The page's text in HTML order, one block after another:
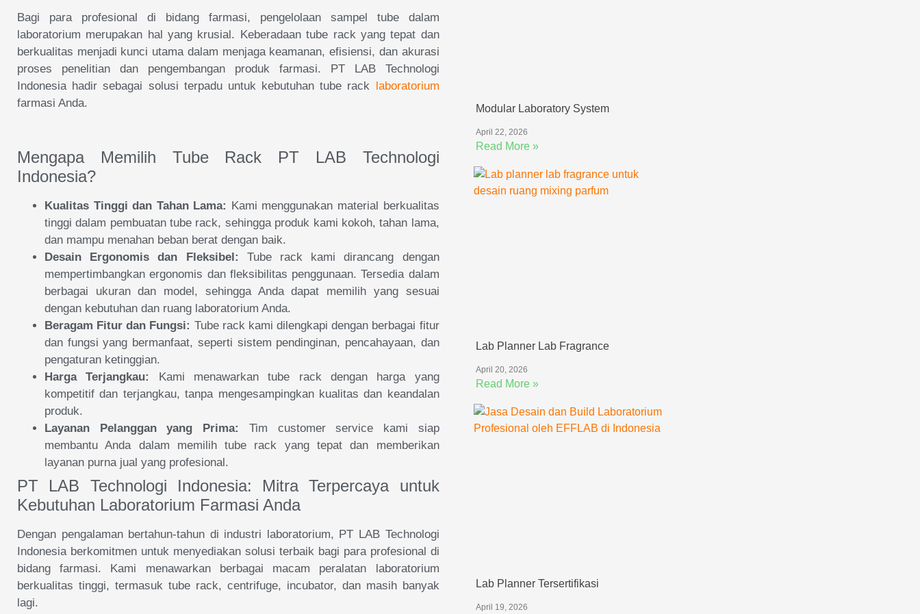
Bagi para profesional di bidang farmasi, pengelolaan sampel tube dalam
laboratorium merupakan hal yang krusial. Keberadaan tube rack yang tepat dan
berkualitas menjadi kunci utama dalam menjaga keamanan, efisiensi, dan akurasi
proses penelitian dan pengembangan produk farmasi. PT LAB Technologi
Indonesia hadir sebagai solusi terpadu untuk kebutuhan tube rack laboratorium
farmasi Anda.
Mengapa Memilih Tube Rack PT LAB Technologi
Indonesia?
Kualitas Tinggi dan Tahan Lama:
Kami menggunakan material berkualitas
tinggi dalam pembuatan tube rack, sehingga produk kami kokoh, tahan lama,
dan mampu menahan beban berat dengan baik.
Desain Ergonomis dan Fleksibel: Tube rack kami dirancang dengan
mempertimbangkan ergonomis dan fleksibilitas penggunaan. Tersedia dalam
berbagai ukuran dan model, sehingga Anda dapat memilih yang sesuai
dengan kebutuhan dan ruang laboratorium Anda.
Beragam Fitur dan Fungsi: Tube rack kami dilengkapi dengan berbagai fitur
dan fungsi yang bermanfaat, seperti sistem pendinginan, pencahayaan, dan
pengaturan ketinggian.
Harga Terjangkau:
Kami menawarkan tube rack dengan harga yang
kompetitif dan terjangkau, tanpa mengesampingkan kualitas dan keandalan
produk.
Layanan Pelanggan yang Prima:
Tim customer service kami siap
membantu Anda dalam memilih tube rack yang tepat dan memberikan
layanan purna jual yang profesional.
PT LAB Technologi Indonesia: Mitra Terpercaya untuk
Kebutuhan Laboratorium Farmasi Anda
Dengan pengalaman bertahun-tahun di industri laboratorium, PT LAB Technologi
Indonesia berkomitmen untuk menyediakan solusi terbaik bagi para profesional di
bidang farmasi. Kami menawarkan berbagai macam peralatan laboratorium
berkualitas tinggi, termasuk tube rack, centrifuge, incubator, dan masih banyak
lagi.
Modular Laboratory System
April 22, 2026
Read More »
Lab Planner Lab Fragrance
April 20, 2026
Read More »
Lab Planner Tersertifikasi
April 19, 2026